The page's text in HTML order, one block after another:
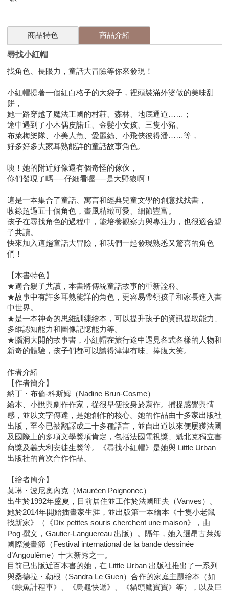
商品特色 商品介紹
尋找小紅帽
找角色、長眼力，童話大冒險等你來發現！
小紅帽提著一個紅白格子的大袋子，裡頭裝滿外婆做的美味甜
餅，
她一路穿越了魔法王國的村莊、森林、地底通道……；
途中遇到了小木偶皮諾丘、金髮小女孩、三隻小豬、
布萊梅樂隊、小美人魚、愛麗絲、小飛俠彼得潘……等，
好多好多大家耳熟能詳的童話故事角色。
咦！她的附近好像還有個奇怪的傢伙，
你們發現了嗎──仔細看喔──是大野狼啊！
這是一本集合了童話、寓言和經典兒童文學的創意找找書，
收錄超過五十個角色，畫風精緻可愛、細節豐富。
孩子在尋找角色的過程中，能培養觀察力與專注力，也很適合親
子共讀。
快來加入這趟童話大冒險，和我們一起發現熟悉又驚喜的角色
們！
【本書特色】
★適合親子共讀，本書將傳統童話故事的重新詮釋。
★故事中有許多耳熟能詳的角色，更容易帶領孩子和家長進入書
中世界。
★是一本神奇的思維訓練繪本，可以提升孩子的資訊提取能力、
多維認知能力和圖像記憶能力等。
★腦洞大開的故事書，小紅帽在旅行途中遇見各式各樣的人物和
新奇的體驗，孩子們都可以讀得津津有味、捧腹大笑。
作者介紹
【作者簡介】
納丁・布倫-科斯姆（Nadine Brun-Cosme）
繪本、小說與劇作作家，從很早便投身於寫作。捕捉感覺與情
感，並以文字傳達，是她創作的核心。她的作品由十多家出版社
出版，至今已被翻譯成二十多種語言，並自出道以來便屢獲法國
及國際上的多項文學獎項肯定，包括法國電視獎、魁北克獨立書
商獎及義大利安徒生獎等。《尋找小紅帽》是她與 Little Urban
出版社的首次合作作品。
【繪者簡介】
莫琳・波尼奧內克（Maurèen Poignonec）
出生於1992年盛夏，目前居住並工作於法國旺夫（Vanves）。
她於2014年開始插畫家生涯，並出版第一本繪本《十隻小老鼠
找新家》（《Dix petites souris cherchent une maison》，由
Pog 撰文，Gautier-Languereau 出版）。隔年，她入選昂古萊姆
國際漫畫節（Festival international de la bande dessinée
d’Angoulême）十大新秀之一。
目前已出版近百本書的她，在 Little Urban 出版社推出了一系列
與桑德拉・勒根（Sandra Le Guen）合作的家庭主題繪本（如
《鯨魚計程車》、《烏龜快遞》、《貓頭鷹寶寶》等），以及巨